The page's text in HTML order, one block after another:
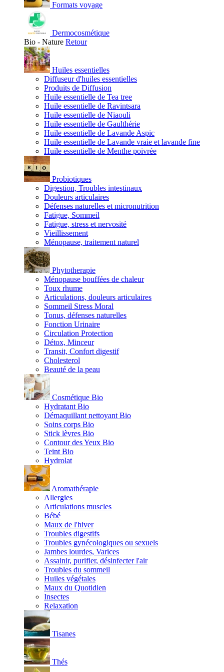
Formats voyage
Dermocosmétique
Bio - Nature Retour
Huiles essentielles
Diffuseur d'huiles essentielles
Produits de Diffusion
Huile essentielle de Tea tree
Huile essentielle de Ravintsara
Huile essentielle de Niaouli
Huile essentielle de Gaulthérie
Huile essentielle de Lavande Aspic
Huile essentielle de Lavande vraie et lavande fine
Huile essentielle de Menthe poivrée
Probiotiques
Digestion, Troubles intestinaux
Douleurs articulaires
Défenses naturelles et micronutrition
Fatigue, Sommeil
Fatigue, stress et nervosité
Vieillissement
Ménopause, traitement naturel
Phytotherapie
Ménopause bouffées de chaleur
Toux rhume
Articulations, douleurs articulaires
Sommeil Stress Moral
Tonus, défenses naturelles
Fonction Urinaire
Circulation Protection
Détox, Minceur
Transit, Confort digestif
Cholesterol
Beauté de la peau
Cosmétique Bio
Hydratant Bio
Démaquillant nettoyant Bio
Soins corps Bio
Stick lèvres Bio
Contour des Yeux Bio
Teint Bio
Hydrolat
Aromathérapie
Allergies
Articulations muscles
Bébé
Maux de l'hiver
Troubles digestifs
Troubles gynécologiques ou sexuels
Jambes lourdes, Varices
Assainir, purifier, désinfecter l'air
Troubles du sommeil
Huiles végétales
Maux du Quotidien
Insectes
Relaxation
Tisanes
Thés